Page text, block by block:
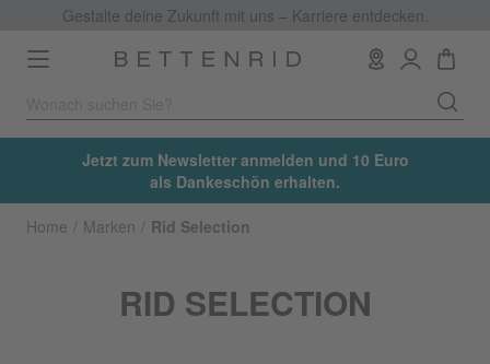
Gestalte deine Zukunft mit uns – Karriere entdecken.
Toggle
navigation
Jetzt zum Newsletter anmelden und 10 Euro
als Dankeschön erhalten.
Home Marken Rid Selection
RID SELECTION